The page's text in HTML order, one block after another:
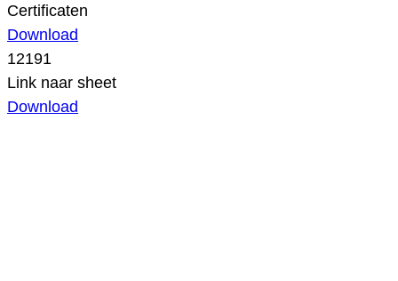
Certificaten
Download
12191
Link naar sheet
Download